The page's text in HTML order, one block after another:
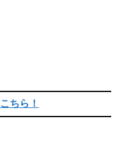
こちら！